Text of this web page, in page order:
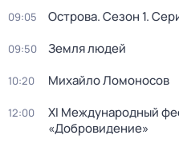
09:05 Острова. Сезон 1.
09:50 Земля людей
10:20 Михайло Ломоносов
12:00
XI Международный
«Добровидение»